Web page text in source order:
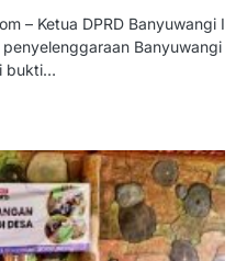
– Ketua DPRD Banyuwangi I
Banyuwangi
bukti…